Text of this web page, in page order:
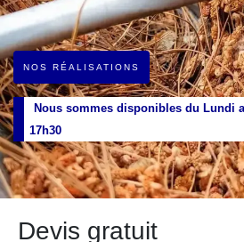
NOS RÉALISATIONS
Nous sommes disponibles du Lundi
17h30
Devis gratuit